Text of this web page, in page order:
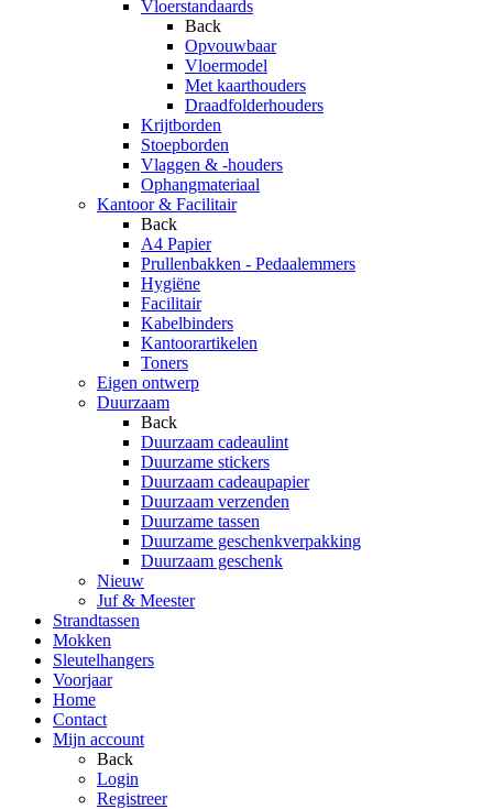
Vloerstandaards
Back
Opvouwbaar
Vloermodel
Met kaarthouders
Draadfolderhouders
Krijtborden
Stoepborden
Vlaggen & -houders
Ophangmateriaal
Kantoor & Facilitair
Back
A4 Papier
Prullenbakken - Pedaalemmers
Hygiëne
Facilitair
Kabelbinders
Kantoorartikelen
Toners
Eigen ontwerp
Duurzaam
Back
Duurzaam cadeaulint
Duurzame stickers
Duurzaam cadeaupapier
Duurzaam verzenden
Duurzame tassen
Duurzame geschenkverpakking
Duurzaam geschenk
Nieuw
Juf & Meester
Strandtassen
Mokken
Sleutelhangers
Voorjaar
Home
Contact
Mijn account
Back
Login
Registreer